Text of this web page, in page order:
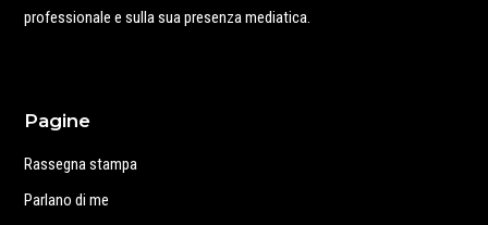
professionale e sulla sua presenza mediatica.
Pagine
Rassegna stampa
Parlano di me